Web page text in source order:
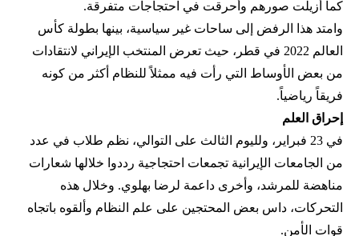
كما أُزيلت صورهم وأُحرقت في احتجاجات متفرقة.
وامتد هذا الرفض إلى ساحات غير سياسية، بينها بطولة كأس
العالم 2022 في قطر، حيث تعرض المنتخب الإيراني لانتقادات
من بعض الأوساط التي رأت فيه ممثلاً للنظام أكثر من كونه
فريقاً رياضياً.
إحراق العلم
في 23 فبراير، ولليوم الثالث على التوالي، نظم طلاب في عدد
من الجامعات الإيرانية تجمعات احتجاجية رددوا خلالها شعارات
مناهضة للمرشد، وأخرى داعمة لرضا بهلوي. وخلال هذه
التحركات، داس بعض المحتجين على علم النظام وألقوه باتجاه
قوات الأمن.